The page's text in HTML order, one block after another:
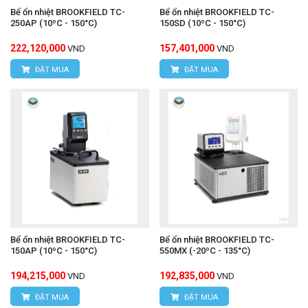
mòn, dễ vệ sinh, tăng tuổi thọ thiết bị.
Vận hành an toàn, êm ái - phù hợp cho sử dụng
liên tục trong môi trường phòng thí nghiệm
chuyên nghiệp.
Ứng dụng thực tế
Bể ổn nhiệt tuần hoàn DAIHAN MaXircu™ CR-30
Ứng dụng lạnh sâu & nhiệt cao: cân bằng nhiệt
cho phản ứng nhạy nhiệt.
Phòng thí nghiệm & R&D: duy trì điều kiện nhiệt
Bể ổn nhiệt BROOKFIELD TC-
250AP (10ºC - 150°C)
222,120,000 VND
ĐẶT MUA
Bể ổn nhiệt BROOKFIELD TC-
150SD (10ºC - 150°C)
157,401,000 VND
ĐẶT MUA
Bể ổn nhiệt BROOKFIELD TC-
150AP (10ºC - 150°C)
194,215,000 VND
ĐẶT MUA
Bể ổn nhiệt BROOKFIELD TC-
550MX (-20ºC - 135°C)
192,835,000 VND
ĐẶT MUA